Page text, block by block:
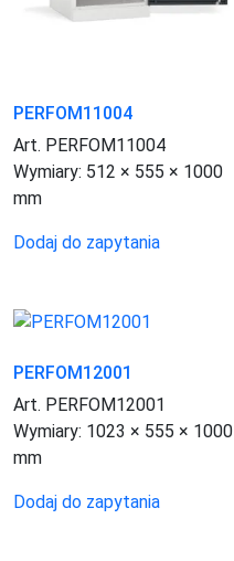
PERFOM11004
Art. PERFOM11004
Wymiary: 512 × 555 × 1000
mm
Dodaj do zapytania
PERFOM12001
Art. PERFOM12001
Wymiary: 1023 × 555 × 1000
mm
Dodaj do zapytania